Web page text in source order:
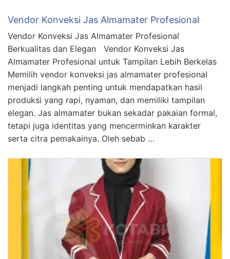
Vendor Konveksi Jas Almamater Profesional
Vendor Konveksi Jas Almamater Profesional
Berkualitas dan Elegan Vendor Konveksi Jas
Almamater Profesional untuk Tampilan Lebih Berkelas
Memilih vendor konveksi jas almamater profesional
menjadi langkah penting untuk mendapatkan hasil
produksi yang rapi, nyaman, dan memiliki tampilan
elegan. Jas almamater bukan sekadar pakaian formal,
tetapi juga identitas yang mencerminkan karakter
serta citra pemakainya. Oleh sebab …